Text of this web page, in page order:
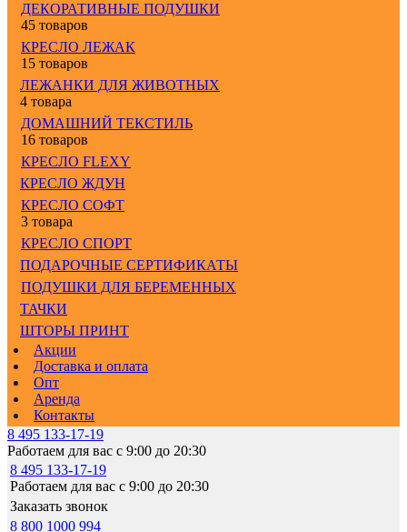
ДЕКОРАТИВНЫЕ ПОДУШКИ
45 товаров
КРЕСЛО ЛЕЖАК
15 товаров
ЛЕЖАНКИ ДЛЯ ЖИВОТНЫХ
4 товара
ДОМАШНИЙ ТЕКСТИЛЬ
16 товаров
КРЕСЛО FLEXY
КРЕСЛО ЖДУН
КРЕСЛО СОФТ
3 товара
КРЕСЛО СПОРТ
ПОДАРОЧНЫЕ СЕРТИФИКАТЫ
ПОДУШКИ ДЛЯ БЕРЕМЕННЫХ
ТАЧКИ
ШТОРЫ ПРИНТ
Акции
Доставка и оплата
Опт
Аренда
Контакты
8 495 133-17-19
Работаем для вас с 9:00 до 20:30
8 495 133-17-19
Работаем для вас с 9:00 до 20:30
Заказать звонок
8 800 1000 994